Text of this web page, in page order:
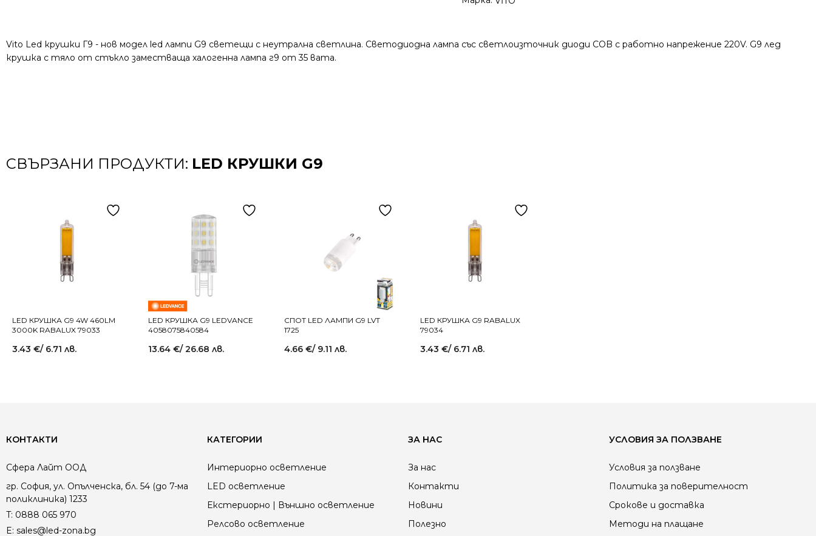
Vito Led крушки Г9 - нов модел led лампи G9 светещи с неутрална светлина. Светодиодна лампа със светлоизточник диоди COB с работно напрежение 220V. G9 лед
крушка с тяло от стъкло заместваща халогенна лампа г9 от 35 вата.
СВЪРЗАНИ ПРОДУКТИ: LED КРУШКИ G9
LED КРУШКА G9 4W 460LM
3000K RABALUX 79033
3.43 €/ 6.71 лв.
LED КРУШКА G9 LEDVANCE
4058075840584
13.64 €/ 26.68 лв.
СПОТ LED ЛАМПИ G9 LVT
1725
4.66 €/ 9.11 лв.
LED КРУШКА G9 RABALUX
79034
3.43 €/ 6.71 лв.
КОНТАКТИ
Сфера Лайт ООД
гр. София, ул. Опълченска, бл. 54 (до 7-ма
поликлиника) 1233
T: 0888 065 970
E: sales@led-zona.bg
КАТЕГОРИИ
Интериорно осветление
LED осветление
Екстериорно | Външно осветление
Релсово осветление
ЗА НАС
За нас
Контакти
Новини
Полезно
УСЛОВИЯ ЗА ПОЛЗВАНЕ
Условия за ползване
Политика за поверителност
Срокове и доставка
Методи на плащане